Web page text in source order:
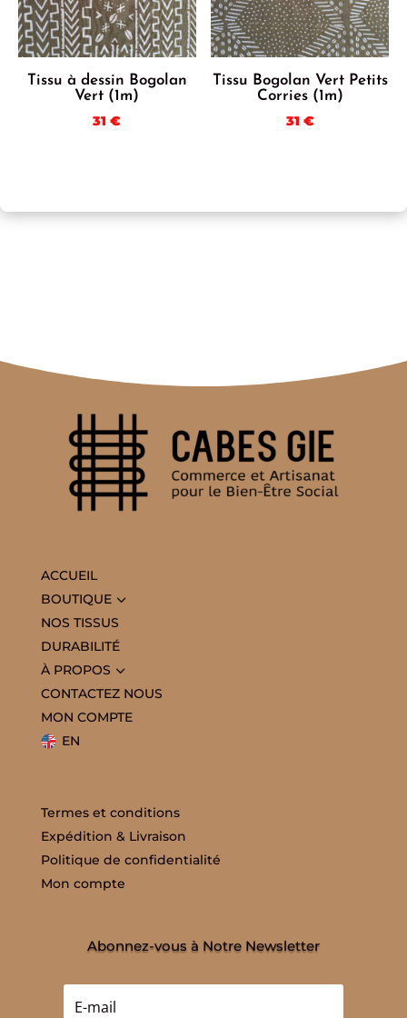
Tissu à dessin Bogolan
Vert (1m)
31€
Tissu Bogolan Vert Petits
Corries (1m)
31 €
ACCUEIL
BOUTIQUE3
NOS TISSUS
DURABILITÉ
À PROPOS 3
CONTACTEZ NOUS
MON COMPTE
EN
Termes et conditions
Expédition & Livraison
Politique de confidentialité
Mon compte
Abonnez-vous à Notre Newsletter